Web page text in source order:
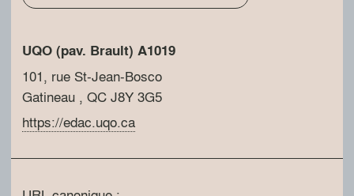
UQO (pav. Brault) A1019
101, rue St-Jean-Bosco
Gatineau , QCJ8Y 3G5
https://edac.uqo.ca